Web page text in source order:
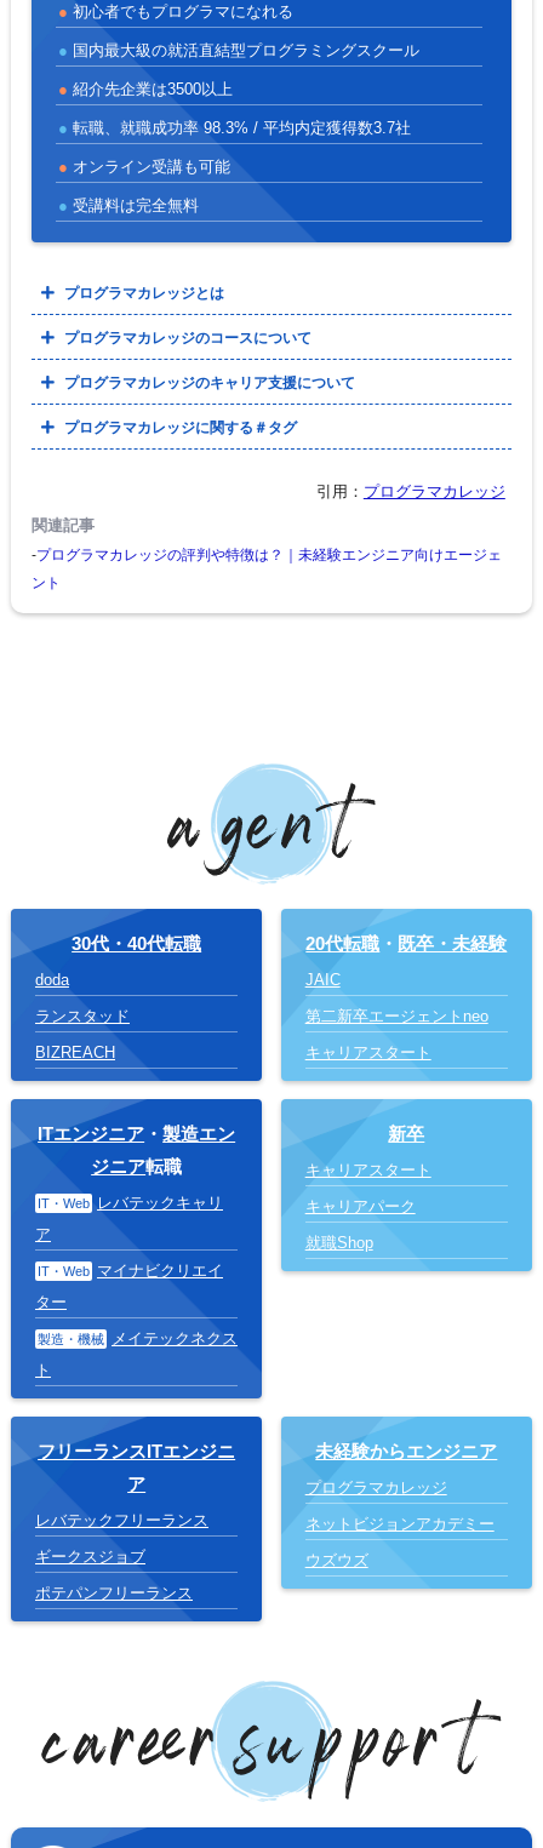
初心者でもプログラマになれる
国内最大級の就活直結型プログラミングスクール
紹介先企業は3500以上
転職、就職成功率 98.3% / 平均内定獲得数3.7社
オンライン受講も可能
受講料は完全無料
プログラマカレッジとは
プログラマカレッジのコースについて
プログラマカレッジのキャリア支援について
プログラマカレッジに関する＃タグ
引用： プログラマカレッジ
プログラマカレッジの評判や特徴は？｜未経験エンジニア向けエージェ
ント
30代・40代転職
doda
ランスタッド
BIZREACH
20代転職 ・ 既卒・未経験
JAIC
第二新卒エージェントneo
キャリアスタート
ITエンジニア ・製造エン
ジニア転職
IT・Web
レバテックキャリ
ア
IT・Web マイナビクリエイ
ター
製造・機械
メイテックネクス
ト
新卒
キャリアスタート
キャリアパーク
就職Shop
フリーランスITエンジニ
ア
レバテックフリーランス
ギークスジョブ
ポテパンフリーランス
未経験からエンジニア
プログラマカレッジ
ネットビジョンアカデミー
ウズウズ